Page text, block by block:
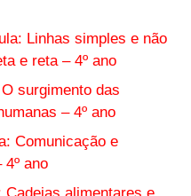
Linhas simples e não
e reta – 4º ano
surgimento das
– 4º ano
Comunicação e
ano